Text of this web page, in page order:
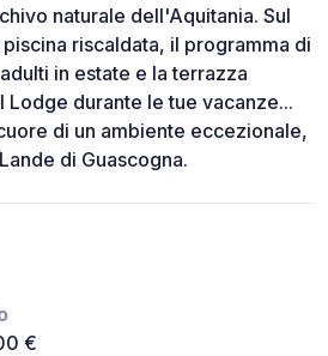
naturale dell'Aquitania. Sul
riscaldata, il programma di
in estate e la terrazza
durante le tue vacanze...
di un ambiente eccezionale,
di Guascogna.
€